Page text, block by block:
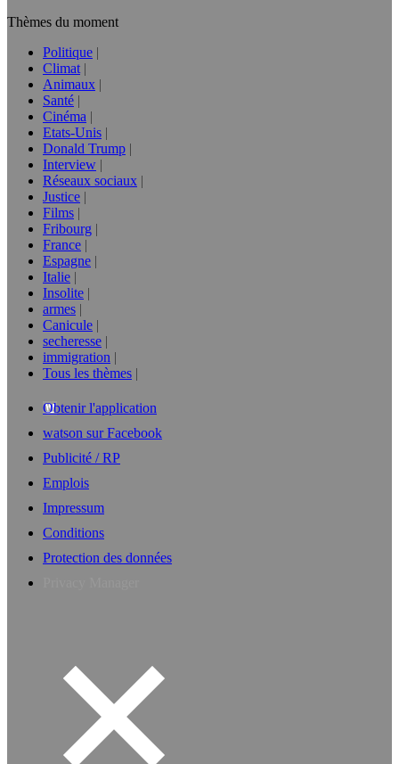
Thèmes du moment
Politique
Climat
Animaux
Santé
Cinéma
Etats-Unis
Donald Trump
Interview
Réseaux sociaux
Justice
Films
Fribourg
France
Espagne
Italie
Insolite
armes
Canicule
secheresse
immigration
Tous les thèmes
Obtenir l'application
watson sur Facebook
Publicité / RP
Emplois
Impressum
Conditions
Protection des données